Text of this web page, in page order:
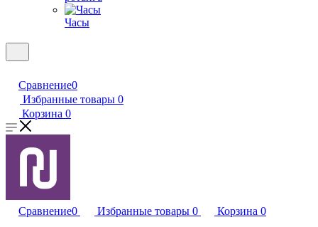
Часы
Сравнение0
Избранные товары 0
Корзина 0
Сравнение0 Избранные товары 0 Корзина 0